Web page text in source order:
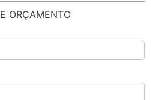
ORÇAMENTO